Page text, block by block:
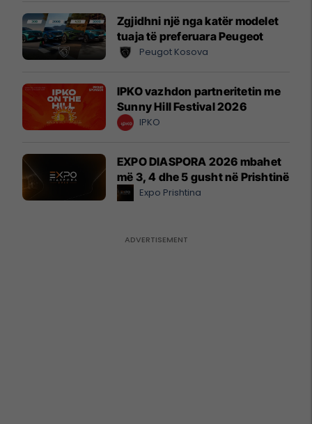
Zgjidhni një nga katër modelet
tuaja të preferuara Peugeot
Peugot Kosova
IPKO vazhdon partneritetin me
Sunny Hill Festival 2026
IPKO
EXPO DIASPORA 2026 mbahet
më 3, 4 dhe 5 gusht në Prishtinë
Expo Prishtina